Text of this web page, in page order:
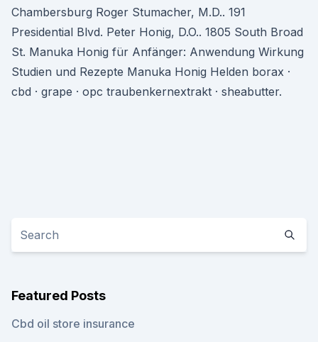
Chambersburg Roger Stumacher, M.D.. 191
Presidential Blvd. Peter Honig, D.O.. 1805 South Broad
St. Manuka Honig für Anfänger: Anwendung Wirkung
Studien und Rezepte Manuka Honig Helden borax ·
cbd · grape · opc traubenkernextrakt · sheabutter.
Featured Posts
Cbd oil store insurance